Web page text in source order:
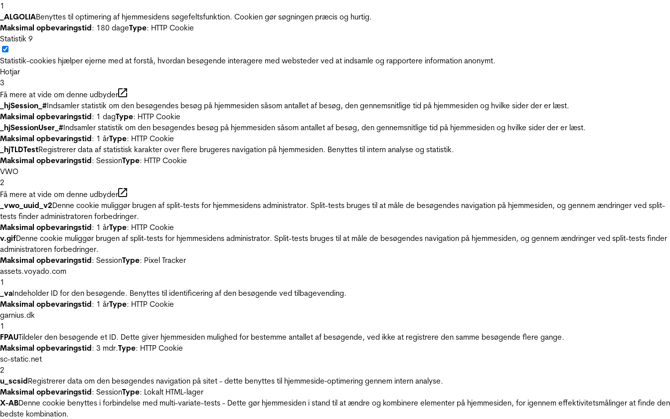
1
_ALGOLIABenyttes til optimering af hjemmesidens søgefeltsfunktion. Cookien gør søgningen præcis og hurtig.
Maksimal opbevaringstid: 180 dageType: HTTP Cookie
Statistik 9
Statistik-cookies hjælper ejerne med at forstå, hvordan besøgende interagere med websteder ved at indsamle og rapportere information anonymt.
Hotjar
3
Få mere at vide om denne udbyder
_hjSession_#Indsamler statistik om den besøgendes besøg på hjemmesiden såsom antallet af besøg, den gennemsnitlige tid på hjemmesiden og hvilke sider der er læst.
Maksimal opbevaringstid: 1 dagType: HTTP Cookie
_hjSessionUser_#Indsamler statistik om den besøgendes besøg på hjemmesiden såsom antallet af besøg, den gennemsnitlige tid på hjemmesiden og hvilke sider der er læst.
Maksimal opbevaringstid: 1 årType: HTTP Cookie
_hjTLDTestRegistrerer data af statistisk karakter over flere brugeres navigation på hjemmesiden. Benyttes til intern analyse og statistik.
Maksimal opbevaringstid: SessionType: HTTP Cookie
VWO
2
Få mere at vide om denne udbyder
_vwo_uuid_v2Denne cookie muliggør brugen af split-tests for hjemmesidens administrator. Split-tests bruges til at måle de besøgendes navigation på hjemmesiden, og gennem ændringer ved split-
tests finder administratoren forbedringer.
Maksimal opbevaringstid: 1 årType: HTTP Cookie
v.gifDenne cookie muliggør brugen af split-tests for hjemmesidens administrator. Split-tests bruges til at måle de besøgendes navigation på hjemmesiden, og gennem ændringer ved split-tests finder
administratoren forbedringer.
Maksimal opbevaringstid: SessionType: Pixel Tracker
assets.voyado.com
1
_vaIndeholder ID for den besøgende. Benyttes til identificering af den besøgende ved tilbagevending.
Maksimal opbevaringstid: 1 årType: HTTP Cookie
garnius.dk
1
FPAUTildeler den besøgende et ID. Dette giver hjemmesiden mulighed for bestemme antallet af besøgende, ved ikke at registrere den samme besøgende flere gange.
Maksimal opbevaringstid: 3 mdr.Type: HTTP Cookie
sc-static.net
2
u_scsidRegistrerer data om den besøgendes navigation på sitet - dette benyttes til hjemmeside‐optimering gennem intern analyse.
Maksimal opbevaringstid: SessionType: Lokalt HTML-lager
X-ABDenne cookie benyttes i forbindelse med multi-variate-tests - Dette gør hjemmesiden i stand til at ændre og kombinere elementer på hjemmesiden, for igennem effektivitetsmålinger at finde den
bedste kombination.